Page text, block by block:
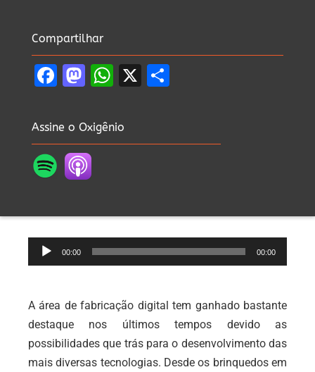
Compartilhar
Facebook
Mastodon
WhatsApp
X
Assine o Oxigênio
Tocador
de
00:00 00:00
A área de fabricação digital tem ganhado bastante
destaque nos últimos tempos devido as
possibilidades que trás para o desenvolvimento das
mais diversas tecnologias. Desde os brinquedos em